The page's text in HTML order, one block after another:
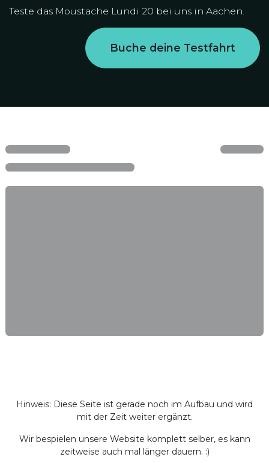
Teste das Moustache Lundi 20 bei uns in Aachen.
Buche deine Testfahrt
Hinweis: Diese Seite ist gerade noch im Aufbau und wird
mit der Zeit weiter ergänzt.
Wir bespielen unsere Website komplett selber, es kann
zeitweise auch mal länger dauern. :)